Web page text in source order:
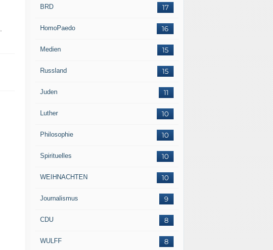
17
BRD
16
HomoPaedo
15
Medien
15
Russland
11
Juden
10
Luther
10
Philosophie
10
Spirituelles
10
WEIHNACHTEN
9
Journalismus
8
CDU
8
WULFF